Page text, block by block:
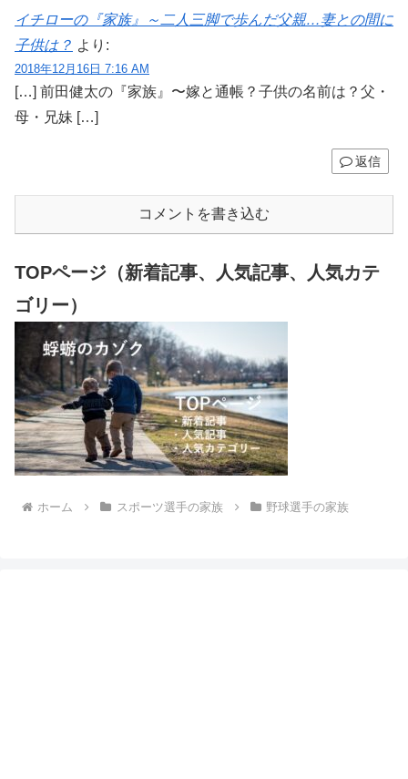
イチローの『家族』～二人三脚で歩んだ父親…妻との間に
子供は？ より:
2018年12月16日 7:16 AM
[…] 前田健太の『家族』〜嫁と通帳？子供の名前は？父・
母・兄妹 […]
返信
コメントを書き込む
TOPページ（新着記事、人気記事、人気カテ
ゴリー）
ホーム スポーツ選手の家族 野球選手の家族